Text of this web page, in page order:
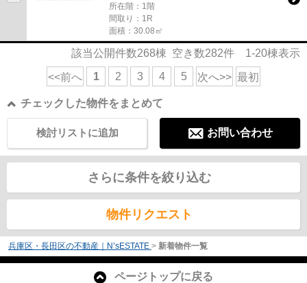
所在階：1階
間取り：1R
面積：30.08㎡
該当公開件数268棟 空き数282件 1-20棟表示
<<前へ 1 2 3 4 5 次へ>> 最初
チェックした物件をまとめて
お問い合わせ
検討リストに追加
さらに条件を絞り込む
物件リクエスト
兵庫区・長田区の不動産｜N’sESTATE > 新着物件一覧
ページトップに戻る